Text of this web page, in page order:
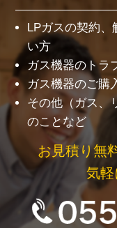
LPガスの契約
い方
ガス機器のトラ
ガス機器のご購
その他（ガス、
のことなど
お見積り無
気軽